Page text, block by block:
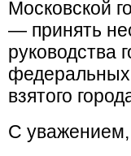
Московской
— принять
руководства
федеральных
взятого
С